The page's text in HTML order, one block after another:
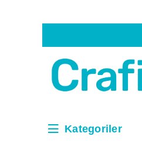
Kategoriler